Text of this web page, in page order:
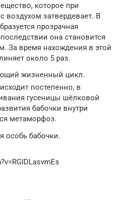
которое при
воздухом затвердевает. В
прозрачная
она становится
За время нахождения в этой
около 5 раз.
жизненный цикл.
постепенно, в
гусеницы шёлковой
бабочки внутри
метаморфоз.
особь бабочки.